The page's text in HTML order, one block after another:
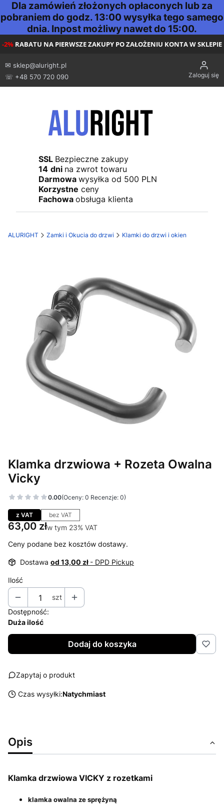
Dla zamówień złożonych opłaconych lub za
pobraniem do godz. 13:00 wysyłka tego samego
dnia. Inpost możliwy nawet do 15:00.
-2% RABATU NA PIERWSZE ZAKUPY PO ZAŁOŻENIU KONTA W SKLEPIE
✉ sklep@aluright.pl
☏ +48 570 720 090
Zaloguj się
SSL Bezpieczne zakupy
14 dni na zwrot towaru
Darmowa wysyłka od 500 PLN
Korzystne ceny
Fachowa obsługa klienta
ALURIGHT Zamki i Okucia do drzwi Klamki do drzwi i okien
Klamka drzwiowa + Rozeta Owalna
Vicky
0.00(Oceny: 0 Recenzje: 0)
Przejdź do sekcji Opinie
z VAT bez VAT
Cena
63,00 złw tym 23% VAT
w tym 23% VAT
Ceny podane bez kosztów dostawy.
Dostawa od 13,00 zł - DPD Pickup
Ilość
szt
Dostępność:
Duża ilość
Dodaj do koszyka
Zapytaj o produkt
Czas wysyłki:Natychmiast
Opis
Klamka drzwiowa VICKY z rozetkami
klamka owalna ze sprężyną